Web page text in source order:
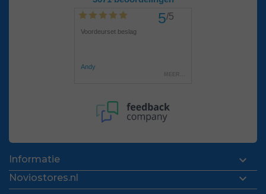
Informatie 
Noviostores.nl 